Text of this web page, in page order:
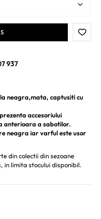
937
neagra,mata, captusiti cu
accesoriului
anterioara a sabotilor.
neagra iar varful este usor
din colectii din sezoane
in limita stocului disponibil.